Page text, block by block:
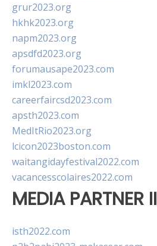
grur2023.org
hkhk2023.org
napm2023.org
apsdfd2023.org
forumausape2023.com
imkl2023.com
careerfaircsd2023.com
apsth2023.com
MedItRio2023.org
lcicon2023boston.com
waitangidayfestival2022.com
vacancesscolaires2022.com
MEDIA PARTNER II
isth2022.com